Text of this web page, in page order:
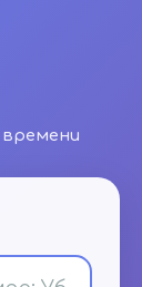
времени